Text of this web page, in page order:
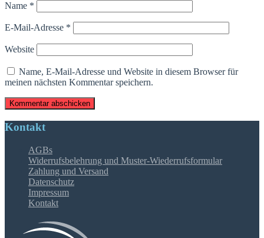
Name *
E-Mail-Adresse *
Website
Name, E-Mail-Adresse und Website in diesem Browser für
meinen nächsten Kommentar speichern.
Kontakt
AGBs
Widerrufsbelehrung und Muster-Wiederrufsformular
Zahlung und Versand
Datenschutz
Impressum
Kontakt